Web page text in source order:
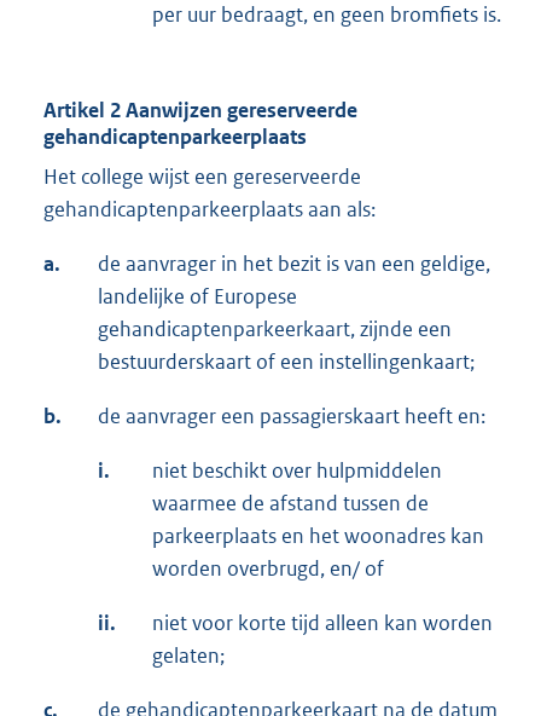
per uur bedraagt, en geen bromfiets is.
Artikel 2 Aanwijzen gereserveerde
gehandicaptenparkeerplaats
Het college wijst een gereserveerde
gehandicaptenparkeerplaats aan als:
a.
de aanvrager in het bezit is van een geldige,
landelijke of Europese
gehandicaptenparkeerkaart, zijnde een
bestuurderskaart of een instellingenkaart;
b. de aanvrager een passagierskaart heeft en:
i.
niet beschikt over hulpmiddelen
waarmee de afstand tussen de
parkeerplaats en het woonadres kan
worden overbrugd, en/ of
ii.
niet voor korte tijd alleen kan worden
gelaten;
c.
de gehandicaptenparkeerkaart na de datum